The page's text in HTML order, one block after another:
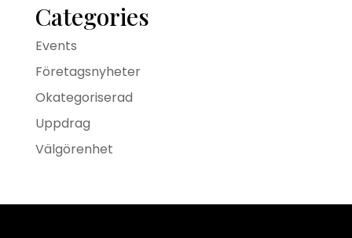
Categories
Events
Företagsnyheter
Okategoriserad
Uppdrag
Välgörenhet